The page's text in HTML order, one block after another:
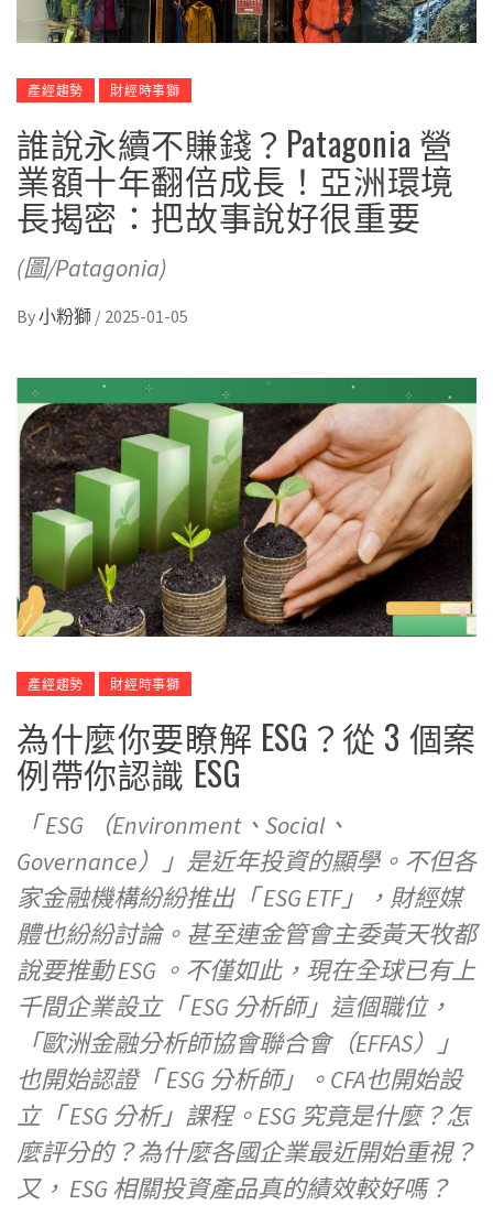
產經趨勢 財經時事獅
誰說永續不賺錢？Patagonia 營
業額十年翻倍成長！亞洲環境
長揭密：把故事說好很重要
(圖/Patagonia)
By小粉獅 / 2025-01-05
產經趨勢 財經時事獅
為什麼你要瞭解 ESG？從 3 個案
例帶你認識 ESG
「 ESG （Environment、Social、
Governance）」是近年投資的顯學。不但各
家金融機構紛紛推出「 ESG ETF」，財經媒
體也紛紛討論。甚至連金管會主委黃天牧都
說要推動 ESG 。不僅如此，現在全球已有上
千間企業設立「 ESG 分析師」這個職位，
「歐洲金融分析師協會聯合會（EFFAS）」
也開始認證「 ESG 分析師」。CFA也開始設
立「 ESG 分析」課程。ESG 究竟是什麼？怎
麼評分的？為什麼各國企業最近開始重視？
又， ESG 相關投資產品真的績效較好嗎？